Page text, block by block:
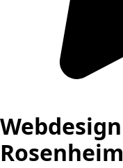
Webdesign
Rosenheim